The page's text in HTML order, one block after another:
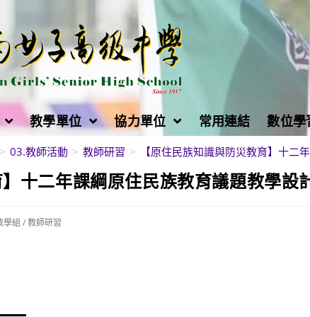
教學單位 協力單位 常用連結 數位學
> 03.教師活動 > 教師研習 > 【原住民族知識與防災教育】十二
】十二年課綱原住民族教育議題教學設
學組 /教師研習